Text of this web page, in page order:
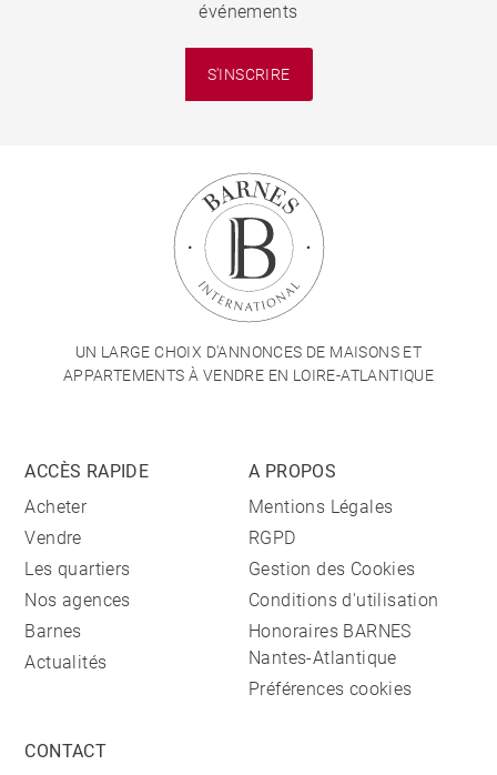
événements
S'INSCRIRE
UN LARGE CHOIX D'ANNONCES DE MAISONS ET
APPARTEMENTS À VENDRE EN LOIRE-ATLANTIQUE
ACCÈS RAPIDE
Acheter
Vendre
Les quartiers
Nos agences
Barnes
Actualités
A PROPOS
Mentions Légales
RGPD
Gestion des Cookies
Conditions d'utilisation
Honoraires BARNES
Nantes-Atlantique
Préférences cookies
CONTACT